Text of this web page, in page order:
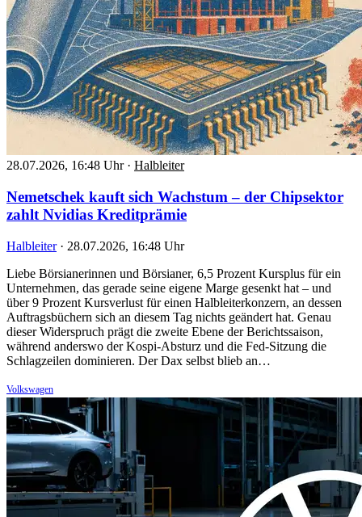
28.07.2026, 16:48 Uhr · Halbleiter
Nemetschek kauft sich Wachstum – der Chipsektor
zahlt Nvidias Kreditprämie
Halbleiter · 28.07.2026, 16:48 Uhr
Liebe Börsianerinnen und Börsianer, 6,5 Prozent Kursplus für ein
Unternehmen, das gerade seine eigene Marge gesenkt hat – und
über 9 Prozent Kursverlust für einen Halbleiterkonzern, an dessen
Auftragsbüchern sich an diesem Tag nichts geändert hat. Genau
dieser Widerspruch prägt die zweite Ebene der Berichtssaison,
während anderswo der Kospi-Absturz und die Fed-Sitzung die
Schlagzeilen dominieren. Der Dax selbst blieb an…
Volkswagen